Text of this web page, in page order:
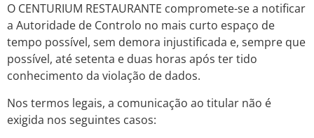
O CENTURIUM RESTAURANTE compromete-se a notificar
a Autoridade de Controlo no mais curto espaço de
tempo possível, sem demora injustificada e, sempre que
possível, até setenta e duas horas após ter tido
conhecimento da violação de dados.
Nos termos legais, a comunicação ao titular não é
exigida nos seguintes casos: